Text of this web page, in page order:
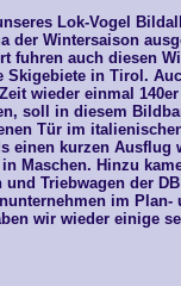
Lok-Vogel
der Wintersaison
fuhren auch diesen
Skigebiete in Tirol.
wieder einmal
soll in diesem
Tür im
einen kurzen Ausflug
Maschen. Hinzu
Triebwagen der
im Plan-
wir wieder einige